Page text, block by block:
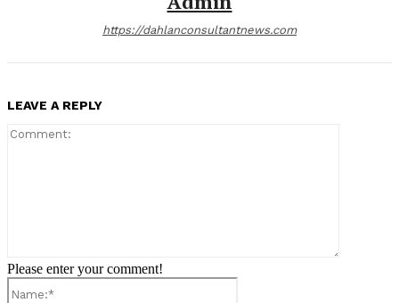
https://dahlanconsultantnews.com
LEAVE A REPLY
Please enter your comment!